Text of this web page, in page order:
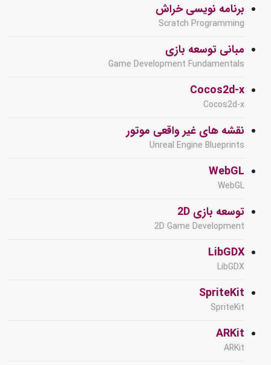
برنامه نویسی خراش
Scratch Programming
مبانی توسعه بازی
Game Development Fundamentals
Cocos2d-x
Cocos2d-x
نقشه های غیر واقعی موتور
Unreal Engine Blueprints
WebGL
WebGL
توسعه بازی 2D
2D Game Development
LibGDX
LibGDX
SpriteKit
SpriteKit
ARKit
ARKit